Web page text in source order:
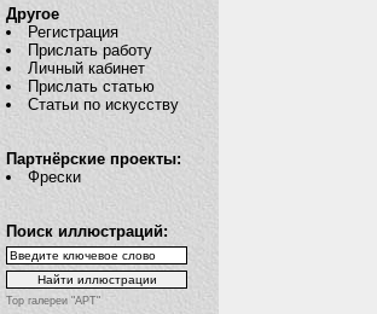
Другое
Регистрация
Прислать работу
Личный кабинет
Прислать статью
Статьи по искусству
Партнёрские проекты:
Фрески
Поиск иллюстраций:
Top галереи "АРТ"